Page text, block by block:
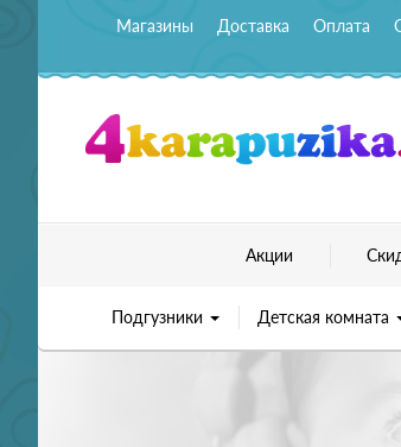
Магазины Доставка Оплата
Акции
Подгузники Детская комната